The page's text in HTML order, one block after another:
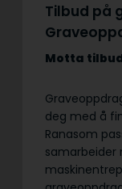
Tilbud på
Motta
deg med å
Ranasom
samarbeider